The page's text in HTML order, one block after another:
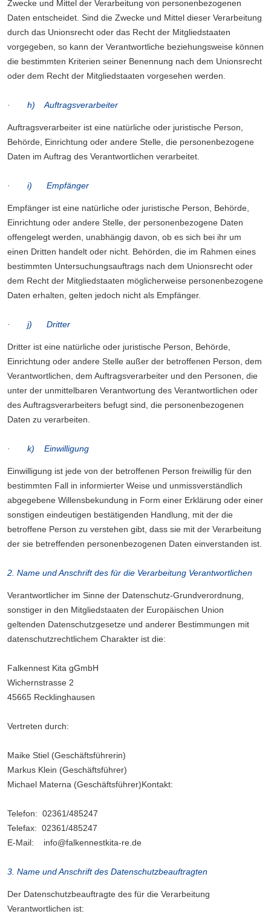
Zwecke und Mittel der Verarbeitung von personenbezogenen
Daten entscheidet. Sind die Zwecke und Mittel dieser Verarbeitung
durch das Unionsrecht oder das Recht der Mitgliedstaaten
vorgegeben, so kann der Verantwortliche beziehungsweise können
die bestimmten Kriterien seiner Benennung nach dem Unionsrecht
oder dem Recht der Mitgliedstaaten vorgesehen werden.
· h) Auftragsverarbeiter
Auftragsverarbeiter ist eine natürliche oder juristische Person,
Behörde, Einrichtung oder andere Stelle, die personenbezogene
Daten im Auftrag des Verantwortlichen verarbeitet.
· i) Empfänger
Empfänger ist eine natürliche oder juristische Person, Behörde,
Einrichtung oder andere Stelle, der personenbezogene Daten
offengelegt werden, unabhängig davon, ob es sich bei ihr um
einen Dritten handelt oder nicht. Behörden, die im Rahmen eines
bestimmten Untersuchungsauftrags nach dem Unionsrecht oder
dem Recht der Mitgliedstaaten möglicherweise personenbezogene
Daten erhalten, gelten jedoch nicht als Empfänger.
· j) Dritter
Dritter ist eine natürliche oder juristische Person, Behörde,
Einrichtung oder andere Stelle außer der betroffenen Person, dem
Verantwortlichen, dem Auftragsverarbeiter und den Personen, die
unter der unmittelbaren Verantwortung des Verantwortlichen oder
des Auftragsverarbeiters befugt sind, die personenbezogenen
Daten zu verarbeiten.
· k) Einwilligung
Einwilligung ist jede von der betroffenen Person freiwillig für den
bestimmten Fall in informierter Weise und unmissverständlich
abgegebene Willensbekundung in Form einer Erklärung oder einer
sonstigen eindeutigen bestätigenden Handlung, mit der die
betroffene Person zu verstehen gibt, dass sie mit der Verarbeitung
der sie betreffenden personenbezogenen Daten einverstanden ist.
2. Name und Anschrift des für die Verarbeitung Verantwortlichen
Verantwortlicher im Sinne der Datenschutz-Grundverordnung,
sonstiger in den Mitgliedstaaten der Europäischen Union
geltenden Datenschutzgesetze und anderer Bestimmungen mit
datenschutzrechtlichem Charakter ist die:
Falkennest Kita gGmbH
Wichernstrasse 2
45665 Recklinghausen
Vertreten durch:
Maike Stiel (Geschäftsführerin)
Markus Klein (Geschäftsführer)
Michael Materna (Geschäftsführer)Kontakt:
Telefon: 02361/485247
Telefax: 02361/485247
E-Mail: info@falkennestkita-re.de
3. Name und Anschrift des Datenschutzbeauftragten
Der Datenschutzbeauftragte des für die Verarbeitung
Verantwortlichen ist: